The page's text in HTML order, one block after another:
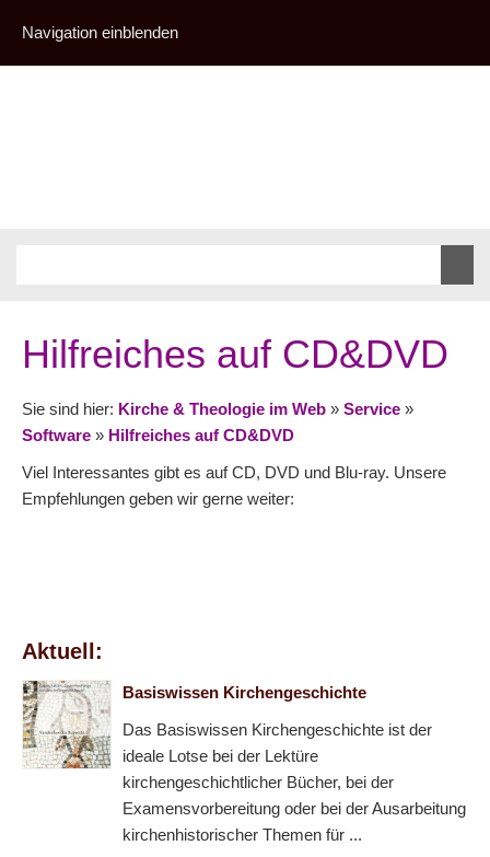
Navigation einblenden
Hilfreiches auf CD&DVD
Sie sind hier: Kirche & Theologie im Web » Service »
Software » Hilfreiches auf CD&DVD
Viel Interessantes gibt es auf CD, DVD und Blu-ray. Unsere
Empfehlungen geben wir gerne weiter:
Aktuell:
Basiswissen Kirchengeschichte
Das Basiswissen Kirchengeschichte ist der
ideale Lotse bei der Lektüre
kirchengeschichtlicher Bücher, bei der
Examensvorbereitung oder bei der Ausarbeitung
kirchenhistorischer Themen für ...